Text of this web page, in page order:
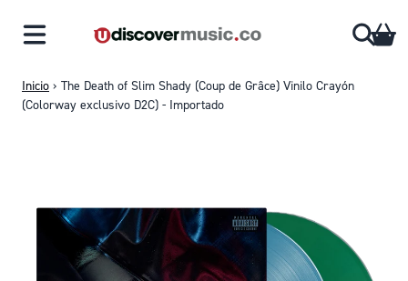
Inicio › The Death of Slim Shady (Coup de Grâce) Vinilo Crayón
(Colorway exclusivo D2C) - Importado